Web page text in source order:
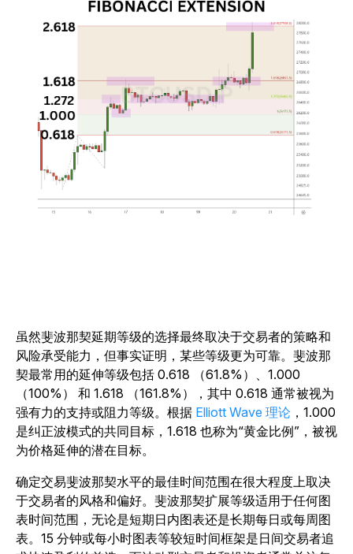
虽然斐波那契延期等级的选择最终取决于交易者的策略和
风险承受能力，但事实证明，某些等级更为可靠。斐波那
契最常用的延伸等级包括 0.618 （61.8%）、1.000
（100%） 和 1.618 （161.8%），其中 0.618 通常被视为
强有力的支持或阻力等级。根据 Elliott Wave 理论 ，1.000
是纠正波模式的共同目标，1.618 也称为“黄金比例”，被视
为价格延伸的潜在目标。
确定交易斐波那契水平的最佳时间范围在很大程度上取决
于交易者的风格和偏好。斐波那契扩展等级适用于任何图
表时间范围，无论是短期日内图表还是长期每日或每周图
表。15 分钟或每小时图表等较短时间框架是日间交易者追